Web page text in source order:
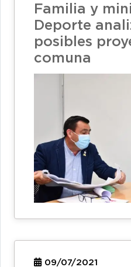
Familia y
Deporte
posibles
comuna
09/07/2021